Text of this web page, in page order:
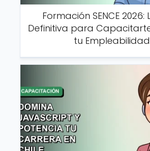
Formación SENCE 2026:
Definitiva para
tu Empleabilidad